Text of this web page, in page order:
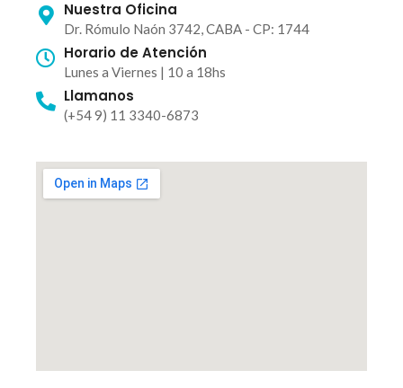
VINILICOS
MICROCEMENTO PARA PAREDES
INDRA INOX
TEXTURADOS
OXIDOS
NOTICIAS
PREGUNTAS FRECUENTES
NOSOTROS
CONTACTO
Nuestra Oficina
Dr. Rómulo Naón 3742, CABA - CP: 1744
Horario de Atención
Lunes a Viernes | 10 a 18hs
Llamanos
(+54 9) 11 3340-6873